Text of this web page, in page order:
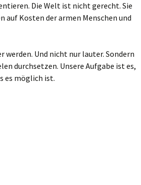
Die Welt ist nicht gerecht. Sie
Kosten der armen Menschen und
werden. Und nicht nur lauter. Sondern
durchsetzen. Unsere Aufgabe ist es,
es möglich ist.